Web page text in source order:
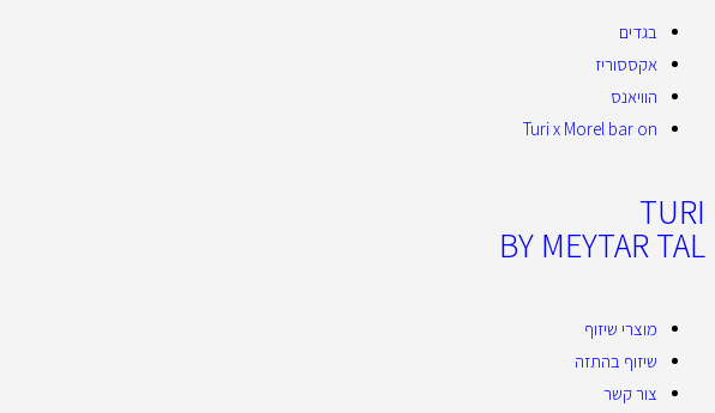
בגדים
אקססוריז
הוויאנס
Turi x Morel bar on
TURI
BY MEYTAR TAL
מוצרי שיזוף
שיזוף בהתזה
צור קשר